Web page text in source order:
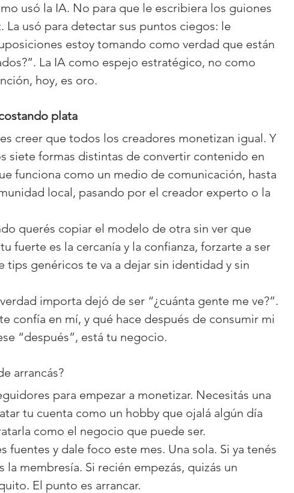
usó la IA. No para que le escribiera los guiones
La usó para detectar sus puntos ciegos: le
estoy tomando como verdad que están
La IA como espejo estratégico, no como
hoy, es oro.
plata
creer que todos los creadores monetizan igual. Y
siete formas distintas de convertir contenido en
funciona como un medio de comunicación, hasta
local, pasando por el creador experto o la
querés copiar el modelo de otra sin ver que
fuerte es la cercanía y la confianza, forzarte a ser
tips genéricos te va a dejar sin identidad y sin
importa dejó de ser “¿cuánta gente me ve?”.
confía en mí, y qué hace después de consumir mi
“después”, está tu negocio.
arrancás?
para empezar a monetizar. Necesitás una
tu cuenta como un hobby que ojalá algún día
como el negocio que puede ser.
fuentes y dale foco este mes. Una sola. Si ya tenés
la membresía. Si recién empezás, quizás un
El punto es arrancar.